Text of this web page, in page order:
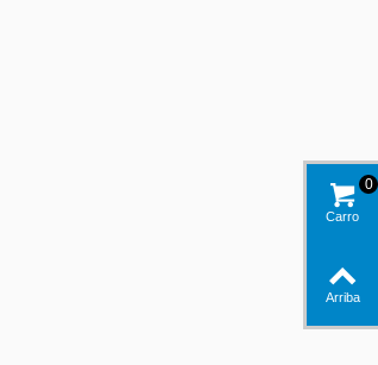
Carro
0
Arriba